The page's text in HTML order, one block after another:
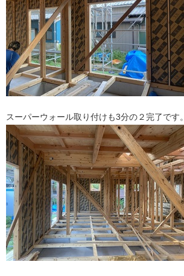
スーパーウォール取り付けも3分の２完了です。